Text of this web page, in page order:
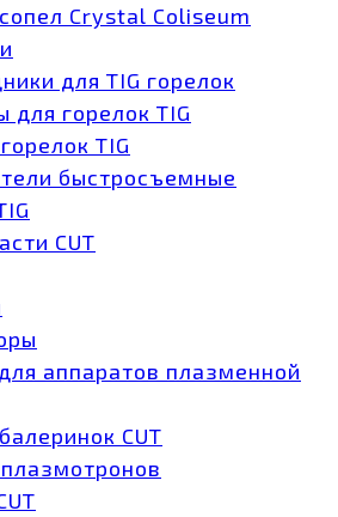
Crystal Coliseum
для TIG горелок
для горелок TIG
TIG
быстросъемные
CUT
аппаратов плазменной
CUT